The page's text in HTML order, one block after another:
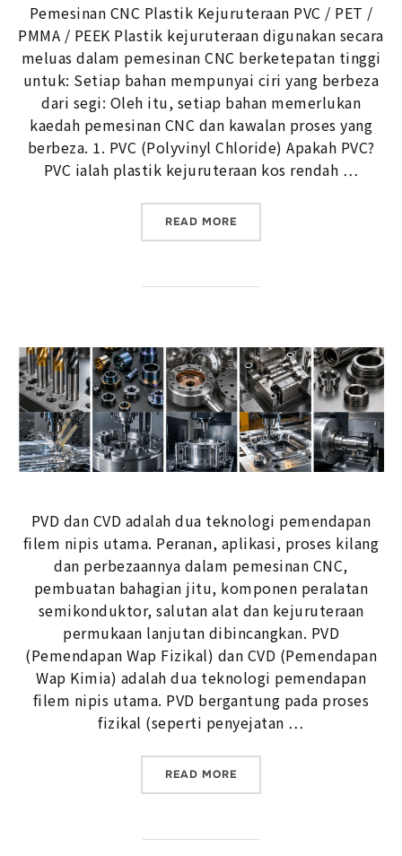
Pemesinan CNC Plastik Kejuruteraan PVC / PET /
PMMA / PEEK Plastik kejuruteraan digunakan secara
meluas dalam pemesinan CNC berketepatan tinggi
untuk: Setiap bahan mempunyai ciri yang berbeza
dari segi: Oleh itu, setiap bahan memerlukan
kaedah pemesinan CNC dan kawalan proses yang
berbeza. 1. PVC (Polyvinyl Chloride) Apakah PVC?
PVC ialah plastik kejuruteraan kos rendah …
READ MORE
PVD dan CVD adalah dua teknologi pemendapan
filem nipis utama. Peranan, aplikasi, proses kilang
dan perbezaannya dalam pemesinan CNC,
pembuatan bahagian jitu, komponen peralatan
semikonduktor, salutan alat dan kejuruteraan
permukaan lanjutan dibincangkan. PVD
(Pemendapan Wap Fizikal) dan CVD (Pemendapan
Wap Kimia) adalah dua teknologi pemendapan
filem nipis utama. PVD bergantung pada proses
fizikal (seperti penyejatan …
READ MORE